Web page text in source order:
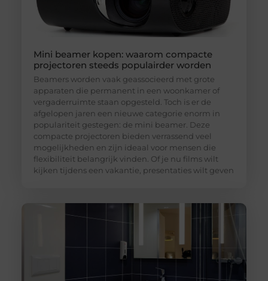
Mini beamer kopen: waarom compacte
projectoren steeds populairder worden
Beamers worden vaak geassocieerd met grote
apparaten die permanent in een woonkamer of
vergaderruimte staan opgesteld. Toch is er de
afgelopen jaren een nieuwe categorie enorm in
populariteit gestegen: de mini beamer. Deze
compacte projectoren bieden verrassend veel
mogelijkheden en zijn ideaal voor mensen die
flexibiliteit belangrijk vinden. Of je nu films wilt
kijken tijdens een vakantie, presentaties wilt geven